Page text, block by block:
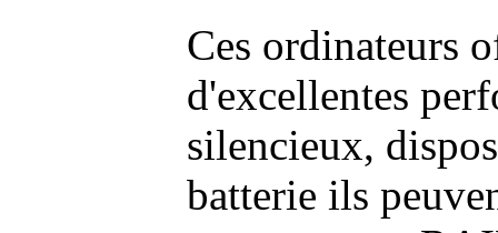
Ces ordinateurs
d'excellentes
silencieux,
batterie ils